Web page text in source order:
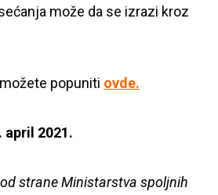
može da se izrazi kroz
popuniti ovde.
april 2021.
strane Ministarstva spoljnih